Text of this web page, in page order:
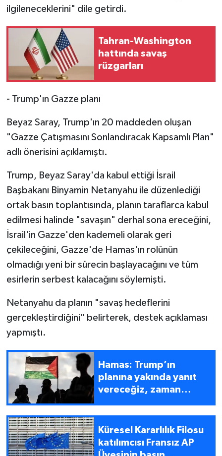
ilgileneceklerini" dile getirdi.
Tahran-Washington
hattında savaş
rüzgarları
- Trump'ın Gazze planı
Beyaz Saray, Trump'ın 20 maddeden oluşan
"Gazze Çatışmasını Sonlandıracak Kapsamlı Plan"
adlı önerisini açıklamıştı.
Trump, Beyaz Saray'da kabul ettiği İsrail
Başbakanı Binyamin Netanyahu ile düzenlediği
ortak basın toplantısında, planın taraflarca kabul
edilmesi halinde "savaşın" derhal sona ereceğini,
İsrail'in Gazze'den kademeli olarak geri
çekileceğini, Gazze'de Hamas'ın rolünün
olmadığı yeni bir sürecin başlayacağını ve tüm
esirlerin serbest kalacağını söylemişti.
Netanyahu da planın "savaş hedeflerini
gerçekleştirdiğini" belirterek, destek açıklaması
yapmıştı.
Hamas: Trump’ın
planına yakında yanıt
vereceğiz, zaman
Küresel Kararlılık Filosu
katılımcısı Fransız AP